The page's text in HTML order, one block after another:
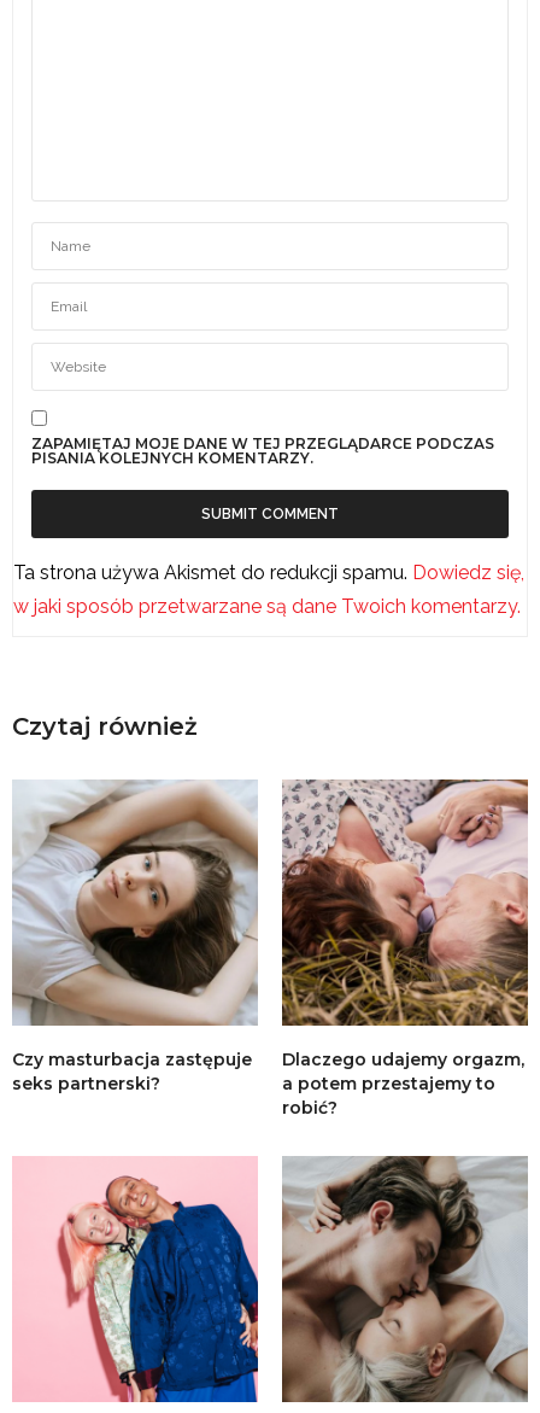
ZAPAMIĘTAJ MOJE DANE W TEJ PRZEGLĄDARCE PODCZAS
PISANIA KOLEJNYCH KOMENTARZY.
Ta strona używa Akismet do redukcji spamu. Dowiedz się,
w jaki sposób przetwarzane są dane Twoich komentarzy.
Czytaj również
Czy masturbacja zastępuje
seks partnerski?
Dlaczego udajemy orgazm,
a potem przestajemy to
robić?